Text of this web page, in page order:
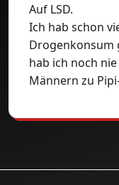
Auf LSD.
Ich hab schon
Drogenkonsum
hab ich noch
Männern zu